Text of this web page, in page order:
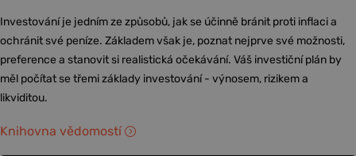
Investování je jedním ze způsobů, jak se účinně bránit proti inflaci a
ochránit své peníze. Základem však je, poznat nejprve své možnosti,
preference a stanovit si realistická očekávání. Váš investiční plán by
měl počítat se třemi základy investování - výnosem, rizikem a
likviditou.
Knihovna vědomostí